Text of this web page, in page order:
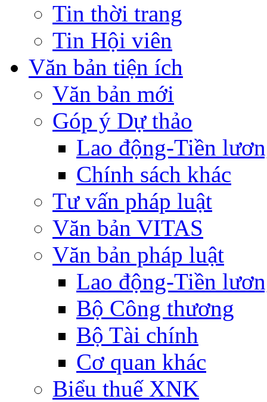
Tin thời trang
Tin Hội viên
Văn bản tiện ích
Văn bản mới
Góp ý Dự thảo
Lao động-Tiền
Chính sách khác
Tư vấn pháp luật
Văn bản VITAS
Văn bản pháp luật
Lao động-Tiền
Bộ Công thương
Bộ Tài chính
Cơ quan khác
Biểu thuế XNK